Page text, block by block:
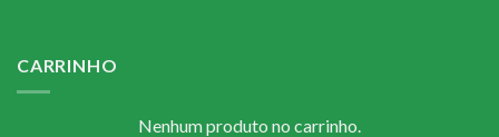
CARRINHO
Nenhum produto no carrinho.